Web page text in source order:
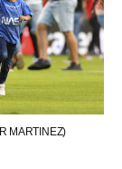
MARTINEZ)